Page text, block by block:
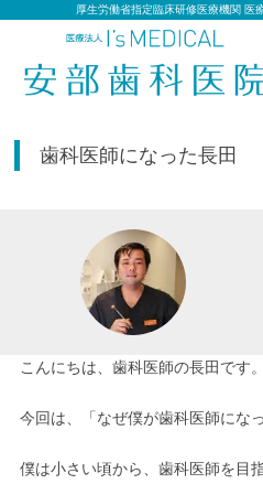
厚生労働省指定臨床研修医療機関 医
歯科医師になった長田
こんにちは、歯科医師の長田です。
今回は、「なぜ僕が歯科医師にな
僕は小さい頃から、歯科医師を目